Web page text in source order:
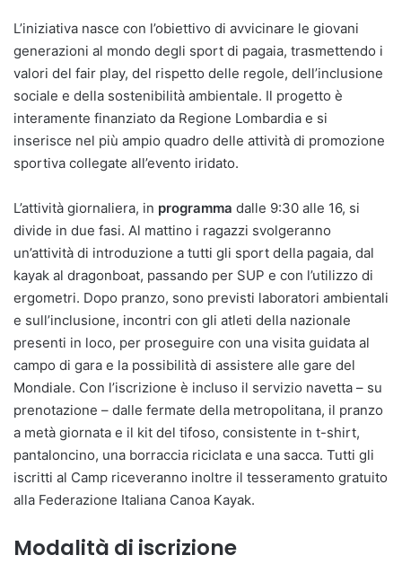
L’iniziativa nasce con l’obiettivo di avvicinare le giovani
generazioni al mondo degli sport di pagaia, trasmettendo i
valori del fair play, del rispetto delle regole, dell’inclusione
sociale e della sostenibilità ambientale. Il progetto è
interamente finanziato da Regione Lombardia e si
inserisce nel più ampio quadro delle attività di promozione
sportiva collegate all’evento iridato.
L’attività giornaliera, in programma dalle 9:30 alle 16, si
divide in due fasi. Al mattino i ragazzi svolgeranno
un’attività di introduzione a tutti gli sport della pagaia, dal
kayak al dragonboat, passando per SUP e con l’utilizzo di
ergometri. Dopo pranzo, sono previsti laboratori ambientali
e sull’inclusione, incontri con gli atleti della nazionale
presenti in loco, per proseguire con una visita guidata al
campo di gara e la possibilità di assistere alle gare del
Mondiale. Con l’iscrizione è incluso il servizio navetta – su
prenotazione – dalle fermate della metropolitana, il pranzo
a metà giornata e il kit del tifoso, consistente in t-shirt,
pantaloncino, una borraccia riciclata e una sacca. Tutti gli
iscritti al Camp riceveranno inoltre il tesseramento gratuito
alla Federazione Italiana Canoa Kayak.
Modalità di iscrizione